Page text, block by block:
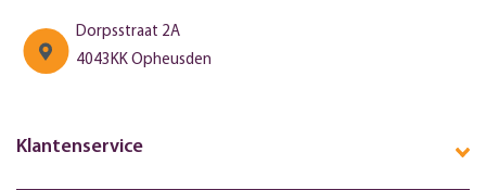
Dorpsstraat 2A
4043KK Opheusden
Klantenservice